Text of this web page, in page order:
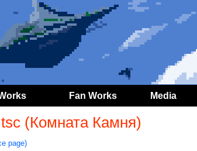
Fan Works Media
(Комната Камня)
page)